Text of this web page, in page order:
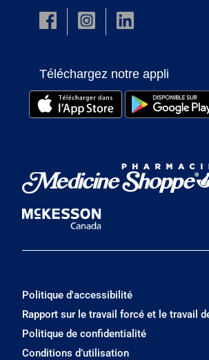
Téléchargez notre appli
Politique d'accessibilité
Rapport sur le travail forcé et le travail
Politique de confidentialité
Conditions d’utilisation